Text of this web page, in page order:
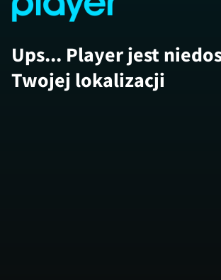
Ups... Player jest
Twojej lokalizacji